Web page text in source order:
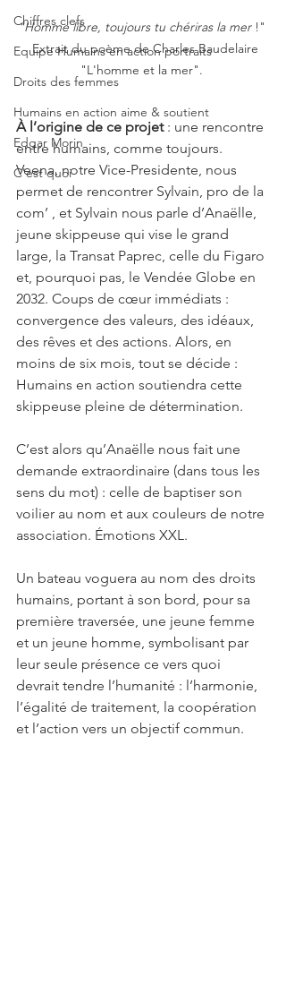
Chiffres clefs
Equipe Humains en action portraits
Droits des femmes
Humains en action aime & soutient
Edgar Morin
C'est quoi
"Homme libre, toujours tu chériras la mer !"
  Extrait du poème de Charles Baudelaire
"L'homme et la mer".
À l’origine de ce projet : une rencontre
entre humains, comme toujours.
Veena, notre Vice-Presidente, nous
permet de rencontrer Sylvain, pro de la
com’ , et Sylvain nous parle d’Anaëlle,
jeune skippeuse qui vise le grand
large, la Transat Paprec, celle du Figaro
et, pourquoi pas, le Vendée Globe en
2032. Coups de cœur immédiats :
convergence des valeurs, des idéaux,
des rêves et des actions. Alors, en
moins de six mois, tout se décide :
Humains en action soutiendra cette
skippeuse pleine de détermination.
C’est alors qu’Anaëlle nous fait une
demande extraordinaire (dans tous les
sens du mot) : celle de baptiser son
voilier au nom et aux couleurs de notre
association. Émotions XXL.
Un bateau voguera au nom des droits
humains, portant à son bord, pour sa
première traversée, une jeune femme
et un jeune homme, symbolisant par
leur seule présence ce vers quoi
devrait tendre l’humanité : l’harmonie,
l’égalité de traitement, la coopération
et l’action vers un objectif commun.